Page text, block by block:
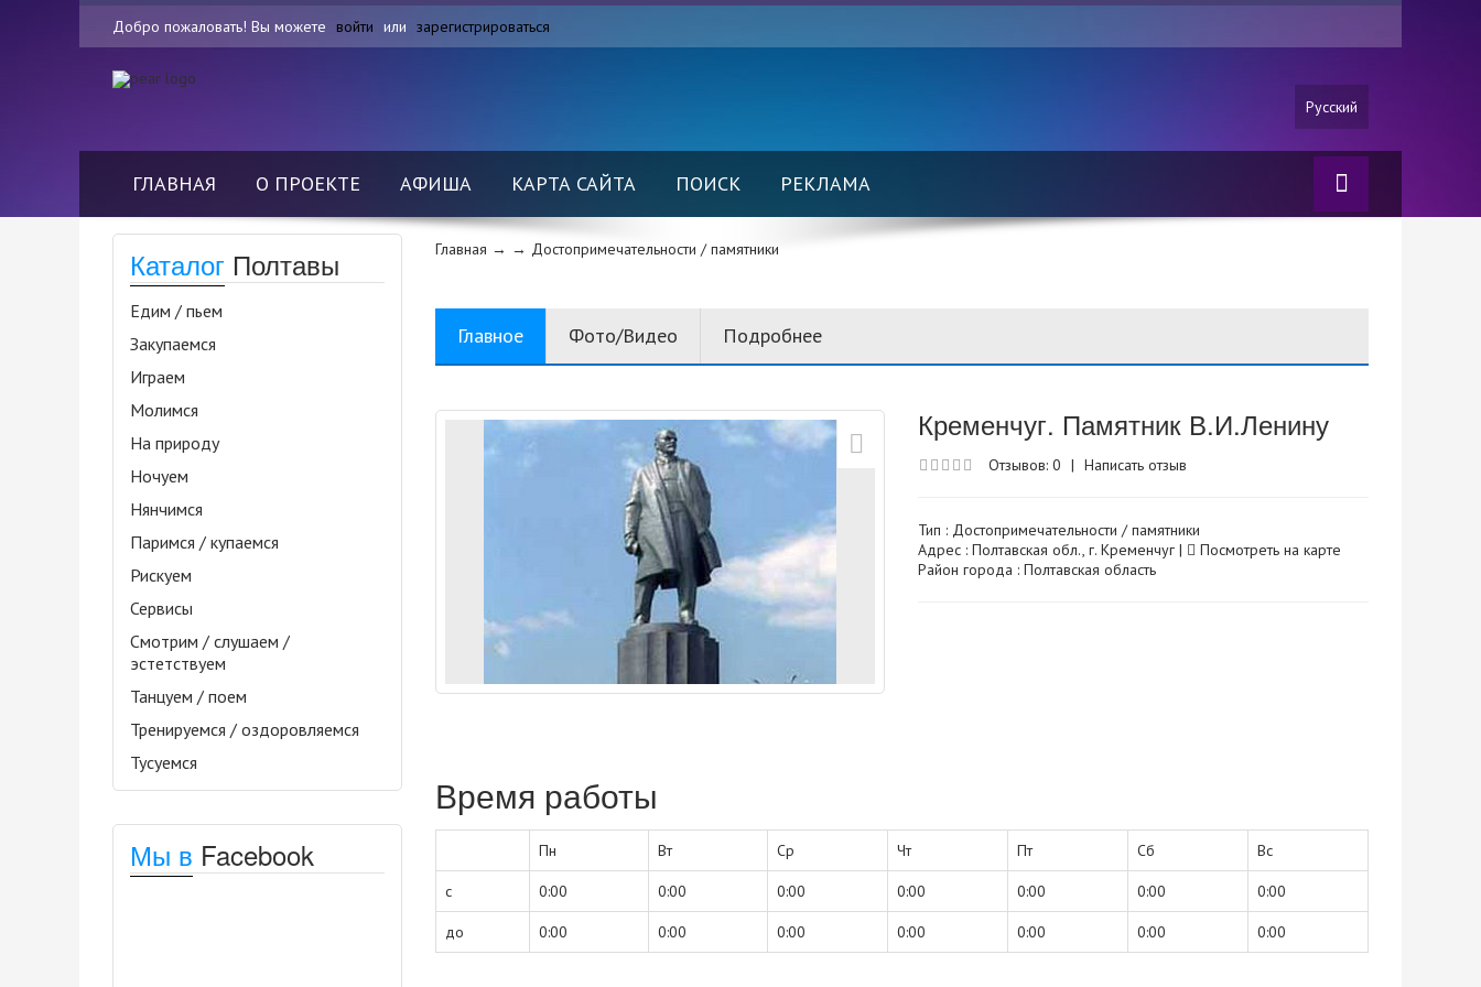
Добро пожаловать! Вы можете войти или зарегистрироваться
Русский
ГЛАВНАЯ О ПРОЕКТЕ АФИША КАРТА САЙТА ПОИСК РЕКЛАМА
Каталог Полтавы
Едим / пьем
Закупаемся
Играем
Молимся
На природу
Ночуем
Нянчимся
Паримся / купаемся
Рискуем
Сервисы
Смотрим / слушаем /
эстетствуем
Танцуем / поем
Тренируемся / оздоровляемся
Тусуемся
Мы в Facebook
Главная → → Достопримечательности / памятники
Главное Фото/Видео Подробнее
Кременчуг. Памятник В.И.Ленину
Отзывов: 0 | Написать отзыв
Тип : Достопримечательности / памятники
Адрес : Полтавская обл., г. Кременчуг |
Посмотреть на карте
Район города : Полтавская область
Время работы
Пн Вт Ср Чт Пт Сб Вс
с 0:00 0:00 0:00 0:00 0:00 0:00 0:00
до 0:00 0:00 0:00 0:00 0:00 0:00 0:00